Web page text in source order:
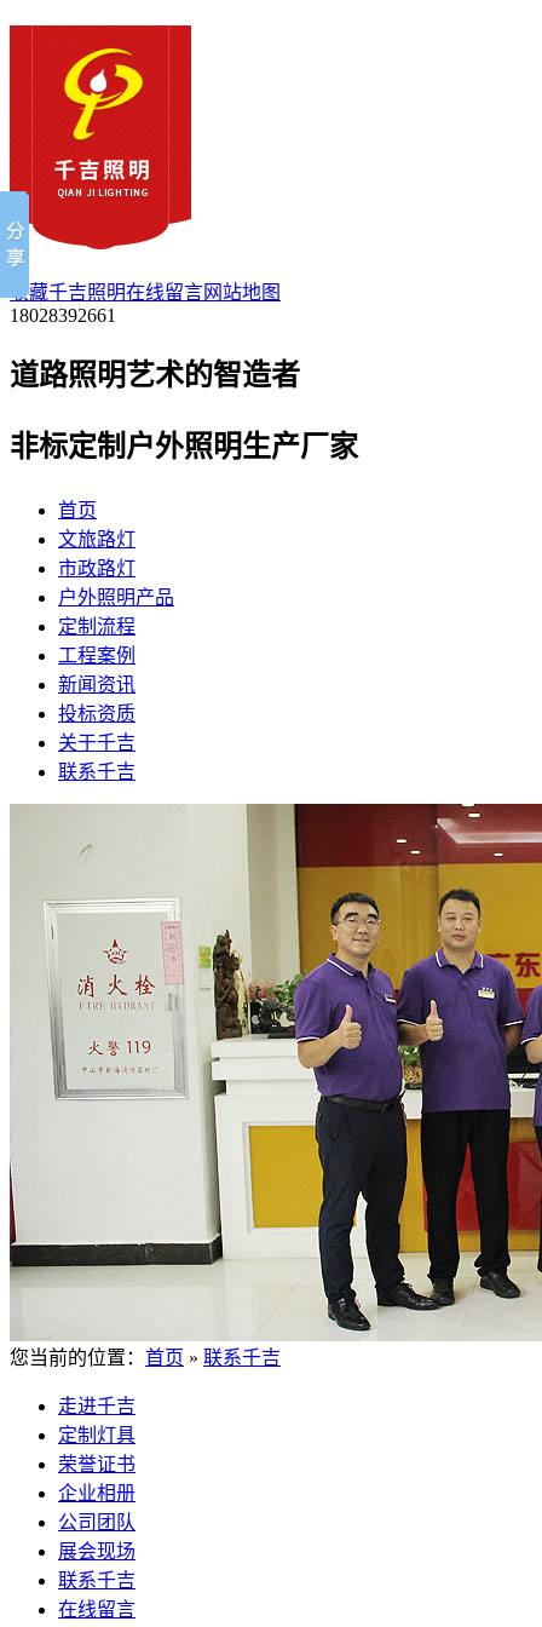
收藏千吉照明在线留言网站地图
18028392661
道路照明艺术的智造者
非标定制户外照明生产厂家
首页
文旅路灯
市政路灯
户外照明产品
定制流程
工程案例
新闻资讯
投标资质
关于千吉
联系千吉
您当前的位置： 首页 » 联系千吉
走进千吉
定制灯具
荣誉证书
企业相册
公司团队
展会现场
联系千吉
在线留言